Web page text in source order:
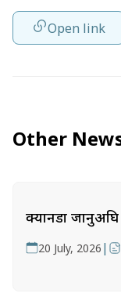
Open link
Other
क्यानडा जानुअघि
20 July, 2026 |